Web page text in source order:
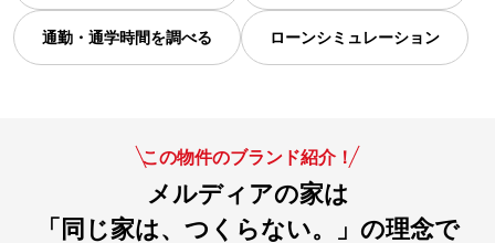
通勤・通学時間を調べる ローンシミュレーション
この物件のブランド紹介！
メルディアの家は
「同じ家は、つくらない。」の理念で